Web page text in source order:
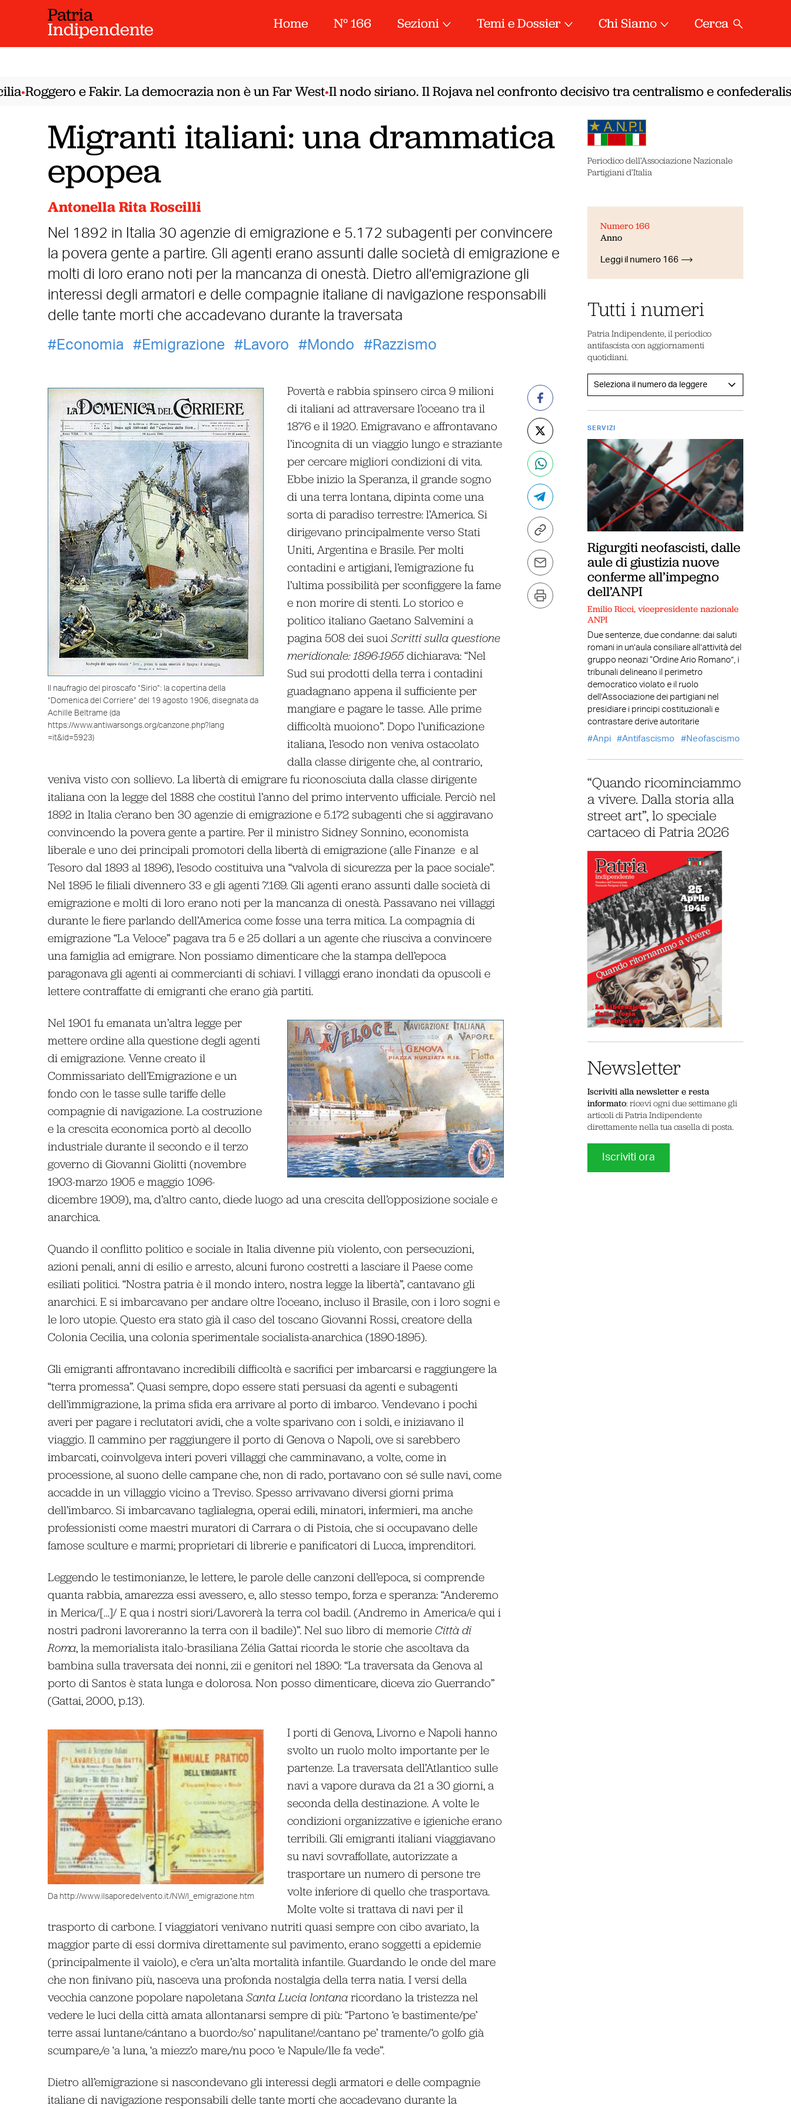
Patria
Indipendente Home N° 166 Sezioni Temi e Dossier Chi Siamo Cerca
•Roggero e Fakir. La democrazia non è un Far West•Il nodo siriano. Il Rojava nel confronto decisivo tra centralismo e
Migranti italiani: una drammatica
epopea
Antonella Rita Roscilli
Nel 1892 in Italia 30 agenzie di emigrazione e 5.172 subagenti per convincere
la povera gente a partire. Gli agenti erano assunti dalle società di emigrazione e
molti di loro erano noti per la mancanza di onestà. Dietro all’emigrazione gli
interessi degli armatori e delle compagnie italiane di navigazione responsabili
delle tante morti che accadevano durante la traversata
Economia
Emigrazione Lavoro Mondo Razzismo
Il naufragio del piroscafo “Sirio”: la copertina della
“Domenica del Corriere” del 19 agosto 1906, disegnata da
Achille Beltrame (da
https://www.antiwarsongs.org/canzone.php?lang
=it&id=5923)
Povertà e rabbia spinsero circa 9 milioni
di italiani ad attraversare l’oceano tra il
1876 e il 1920. Emigravano e affrontavano
l’incognita di un viaggio lungo e straziante
per cercare migliori condizioni di vita.
Ebbe inizio la Speranza, il grande sogno
di una terra lontana, dipinta come una
sorta di paradiso terrestre: l’America. Si
dirigevano principalmente verso Stati
Uniti, Argentina e Brasile. Per molti
contadini e artigiani, l’emigrazione fu
l’ultima possibilità per sconfiggere la fame
e non morire di stenti. Lo storico e
politico italiano Gaetano Salvemini a
pagina 508 dei suoiScritti sulla questione
meridionale: 1896-1955dichiarava: “Nel
Sud sui prodotti della terra i contadini
guadagnano appena il sufficiente per
mangiare e pagare le tasse. Alle prime
difficoltà muoiono”. Dopo l’unificazione
italiana, l’esodo non veniva ostacolato
dalla classe dirigente che, al contrario,
veniva visto con sollievo. La libertà di emigrare fu riconosciuta dalla classe dirigente
italiana con la legge del 1888 che costituì l’anno del primo intervento ufficiale. Perciò nel
1892 in Italia c’erano ben 30 agenzie di emigrazione e 5.172 subagenti che si aggiravano
convincendo la povera gente a partire. Per il ministro Sidney Sonnino, economista
liberale e uno dei principali promotori della libertà di emigrazione (alle Finanze e al
Tesoro dal 1893 al 1896), l’esodo costituiva una “valvola di sicurezza per la pace sociale”.
Nel 1895 le filiali divennero 33 e gli agenti 7.169. Gli agenti erano assunti dalle società di
emigrazione e molti di loro erano noti per la mancanza di onestà. Passavano nei villaggi
durante le fiere parlando dell’America come fosse una terra mitica. La compagnia di
emigrazione “La Veloce” pagava tra 5 e 25 dollari a un agente che riusciva a convincere
una famiglia ad emigrare. Non possiamo dimenticare che la stampa dell’epoca
paragonava gli agenti ai commercianti di schiavi. I villaggi erano inondati da opuscoli e
lettere contraffatte di emigranti che erano già partiti.
Nel 1901 fu emanata un’altra legge per
mettere ordine alla questione degli agenti
di emigrazione. Venne creato il
Commissariato dell’Emigrazione e un
fondo con le tasse sulle tariffe delle
compagnie di navigazione. La costruzione
e la crescita economica portò al decollo
industriale durante il secondo e il terzo
governo di Giovanni Giolitti (novembre
1903-marzo 1905 e maggio 1096-
dicembre 1909), ma, d’altro canto, diede luogo ad una crescita dell’opposizione sociale e
anarchica.
Quando il conflitto politico e sociale in Italia divenne più violento, con persecuzioni,
azioni penali, anni di esilio e arresto, alcuni furono costretti a lasciare il Paese come
esiliati politici. “Nostra patria è il mondo intero, nostra legge la libertà”, cantavano gli
anarchici. E si imbarcavano per andare oltre l’oceano, incluso il Brasile, con i loro sogni e
le loro utopie. Questo era stato già il caso del toscano Giovanni Rossi, creatore della
Colonia Cecilia, una colonia sperimentale socialista-anarchica (1890-1895).
Gli emigranti affrontavano incredibili difficoltà e sacrifici per imbarcarsi e raggiungere la
“terra promessa”. Quasi sempre, dopo essere stati persuasi da agenti e subagenti
dell’immigrazione, la prima sfida era arrivare al porto di imbarco. Vendevano i pochi
averi per pagare i reclutatori avidi, che a volte sparivano con i soldi, e iniziavano il
viaggio. Il cammino per raggiungere il porto di Genova o Napoli, ove si sarebbero
imbarcati, coinvolgeva interi poveri villaggi che camminavano, a volte, come in
processione, al suono delle campane che, non di rado, portavano con sé sulle navi, come
accadde in un villaggio vicino a Treviso. Spesso arrivavano diversi giorni prima
dell’imbarco. Si imbarcavano taglialegna, operai edili, minatori, infermieri, ma anche
professionisti come maestri muratori di Carrara o di Pistoia, che si occupavano delle
famose sculture e marmi; proprietari di librerie e panificatori di Lucca, imprenditori.
Leggendo le testimonianze, le lettere, le parole delle canzoni dell’epoca, si comprende
quanta rabbia, amarezza essi avessero, e, allo stesso tempo, forza e speranza: “Anderemo
in Merica/[…]/ E qua i nostri siori/Lavorerà la terra col badil. (Andremo in America/e qui i
nostri padroni lavoreranno la terra con il badile)”. Nel suo libro di memorie Città di
Roma, la memorialista italo-brasiliana Zélia Gattai ricorda le storie che ascoltava da
bambina sulla traversata dei nonni, zii e genitori nel 1890: “La traversata da Genova al
porto di Santos è stata lunga e dolorosa. Non posso dimenticare, diceva zio Guerrando”
(Gattai, 2000, p.13).
Da http://www.ilsaporedelvento.it/NW/l_emigrazione.htm
I porti di Genova, Livorno e Napoli hanno
svolto un ruolo molto importante per le
partenze. La traversata dell’Atlantico sulle
navi a vapore durava da 21 a 30 giorni, a
seconda della destinazione. A volte le
condizioni organizzative e igieniche erano
terribili. Gli emigranti italiani viaggiavano
su navi sovraffollate, autorizzate a
trasportare un numero di persone tre
volte inferiore di quello che trasportava.
Molte volte si trattava di navi per il
trasporto di carbone. I viaggiatori venivano nutriti quasi sempre con cibo avariato, la
maggior parte di essi dormiva direttamente sul pavimento, erano soggetti a epidemie
(principalmente il vaiolo), e c’era un’alta mortalità infantile. Guardando le onde del mare
che non finivano più, nasceva una profonda nostalgia della terra natia. I versi della
vecchia canzone popolare napoletana Santa Lucia lontanaricordano la tristezza nel
vedere le luci della città amata allontanarsi sempre di più: “Partono ‘e bastimente/pe’
terre assai luntane/cántano a buordo:/so’ napulitane!/cantano pe’ tramente/‘o golfo già
scumpare,/e ‘a luna, ‘a miezz’o mare,/nu poco ‘e Napule/lle fa vede”.
Dietro all’emigrazione si nascondevano gli interessi degli armatori e delle compagnie
italiane di navigazione responsabili delle tante morti che accadevano durante la
Periodico dell’Associazione Nazionale
Partigiani d’Italia
Numero 166
Anno
Leggi il numero 166
Tutti i numeri
Patria Indipendente, il periodico
antifascista con aggiornamenti
quotidiani.
SERVIZI
Rigurgiti neofascisti, dalle
aule di giustizia nuove
conferme all’impegno
dell’ANPI
Emilio Ricci, vicepresidente nazionale
ANPI
Due sentenze, due condanne: dai saluti
romani in un’aula consiliare all’attività del
gruppo neonazi “Ordine Ario Romano”, i
tribunali delineano il perimetro
democratico violato e il ruolo
dell’Associazione dei partigiani nel
presidiare i principi costituzionali e
contrastare derive autoritarie
Anpi
Antifascismo Neofascismo
“Quando ricominciammo
a vivere. Dalla storia alla
street art”, lo speciale
cartaceo di Patria 2026
Newsletter
Iscriviti alla newsletter e resta
informato: ricevi ogni due settimane gli
articoli di Patria Indipendente
direttamente nella tua casella di posta.
Iscriviti ora